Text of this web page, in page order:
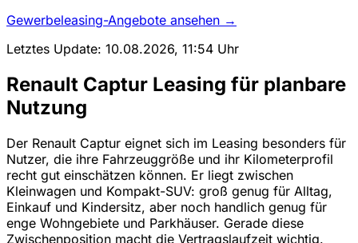
Gewerbeleasing-Angebote ansehen →
Letztes Update: 10.08.2026, 11:54 Uhr
Renault Captur Leasing für planbare
Nutzung
Der Renault Captur eignet sich im Leasing besonders für
Nutzer, die ihre Fahrzeuggröße und ihr Kilometerprofil
recht gut einschätzen können. Er liegt zwischen
Kleinwagen und Kompakt-SUV: groß genug für Alltag,
Einkauf und Kindersitz, aber noch handlich genug für
enge Wohngebiete und Parkhäuser. Gerade diese
Zwischenposition macht die Vertragslaufzeit wichtig.